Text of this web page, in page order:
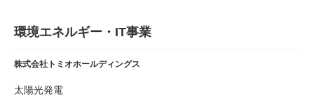
環境エネルギー・IT事業
株式会社トミオホールディングス
太陽光発電